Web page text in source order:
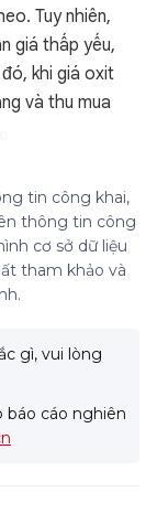
Tuy nhiên,
giá thấp yếu,
khi giá oxit
và thu mua
tin công khai,
thông tin công
cơ sở dữ liệu
tham khảo và
gì, vui lòng
cáo nghiên